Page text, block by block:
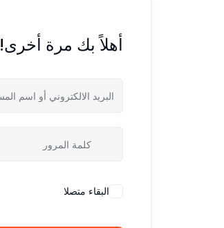
أهلاً بك مرة أخرى!
البقاء متصلا